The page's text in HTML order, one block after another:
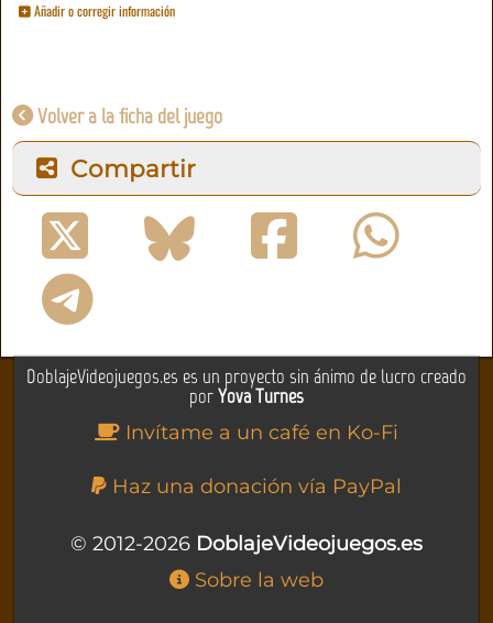
Añadir o corregir información
Volver a la ficha del juego
Compartir
DoblajeVideojuegos.es es un proyecto sin ánimo de lucro creado
porYova Turnes
Invítame a un café en Ko-Fi
Haz una donación vía PayPal
© 2012-2026 DoblajeVideojuegos.es
Sobre la web